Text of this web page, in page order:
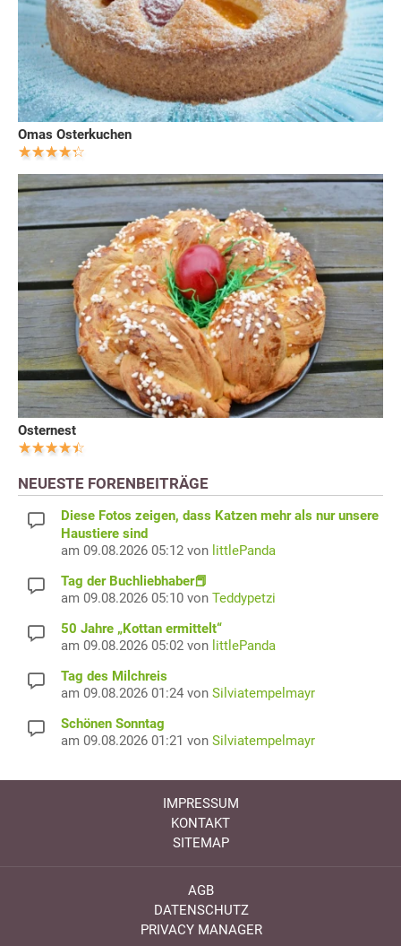
Omas Osterkuchen
Osternest
NEUESTE FORENBEITRÄGE
Diese Fotos zeigen, dass Katzen mehr als nur unsere
Haustiere sind
am 09.08.2026 05:12 von littlePanda
Tag der Buchliebhaber📕
am 09.08.2026 05:10 von Teddypetzi
50 Jahre „Kottan ermittelt“
am 09.08.2026 05:02 von littlePanda
Tag des Milchreis
am 09.08.2026 01:24 von Silviatempelmayr
Schönen Sonntag
am 09.08.2026 01:21 von Silviatempelmayr
IMPRESSUM
KONTAKT
SITEMAP
AGB
DATENSCHUTZ
PRIVACY MANAGER